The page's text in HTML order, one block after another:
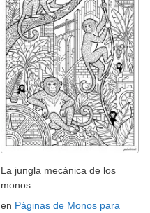
La jungla mecánica de los
monos
en Páginas de Monos para